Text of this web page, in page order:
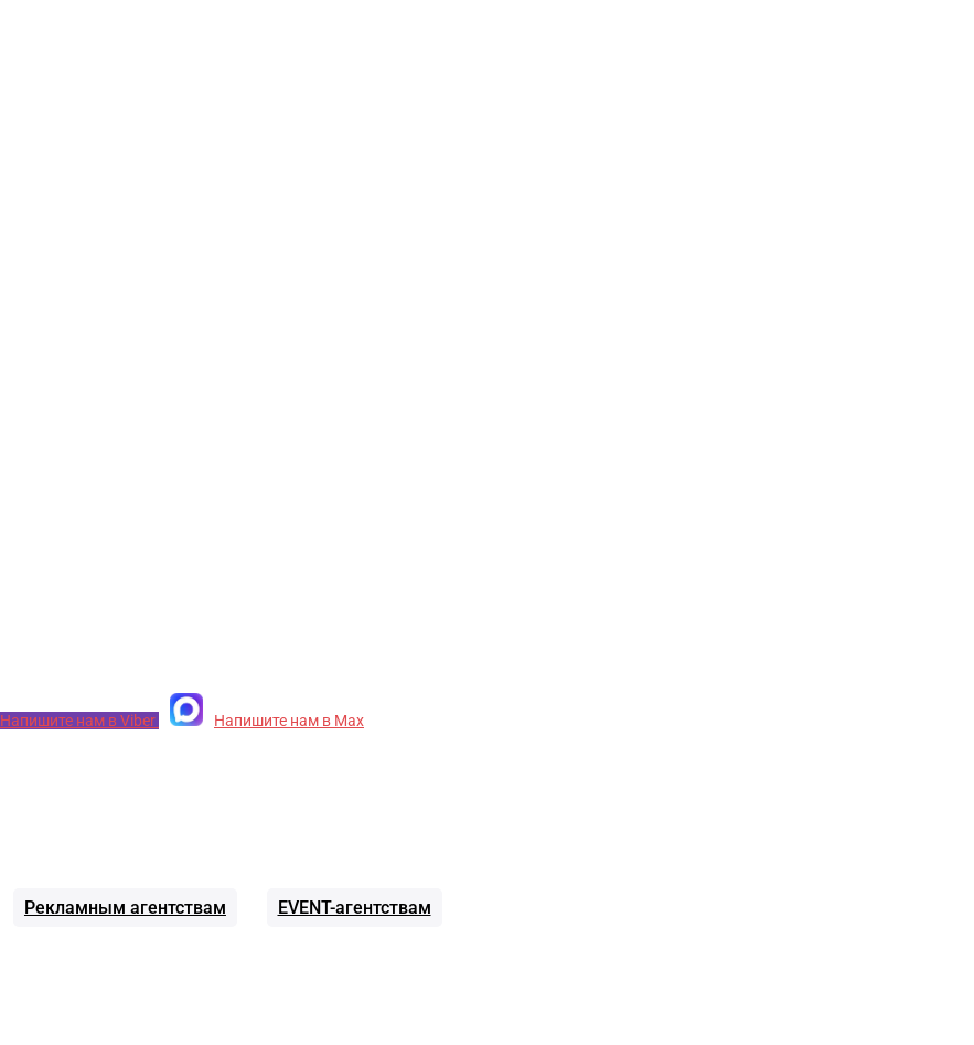
Напишите нам в Viber
Напишите нам в Max
Рекламным агентствам EVENT-агентствам